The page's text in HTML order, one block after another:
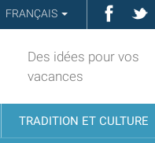
FRANÇAIS
Des idées pour vos
vacances
TRADITION ET CULTURE